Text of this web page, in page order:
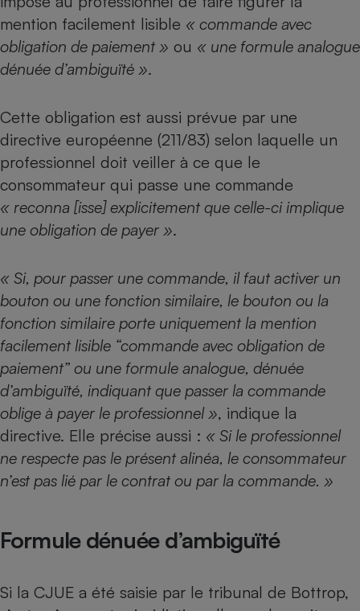
mention facilement lisible « commande avec
obligation de paiement » ou « une formule analogue
dénuée d’ambiguïté ».
Cette obligation est aussi prévue par une
directive européenne (211/83) selon laquelle un
professionnel doit veiller à ce que le
consommateur qui passe une commande
« reconna [isse] explicitement que celle-ci implique
une obligation de payer ».
« Si, pour passer une commande, il faut activer un
bouton ou une fonction similaire, le bouton ou la
fonction similaire porte uniquement la mention
facilement lisible “commande avec obligation de
paiement” ou une formule analogue, dénuée
d’ambiguïté, indiquant que passer la commande
oblige à payer le professionnel », indique la
directive. Elle précise aussi : « Si le professionnel
ne respecte pas le présent alinéa, le consommateur
n’est pas lié par le contrat ou par la commande. »
Formule dénuée d’ambiguïté
Si la CJUE a été saisie par le tribunal de Bottrop,
Ventilateur
Cafetière à expressos
Robot ménager
Climatiseur -
Ventilateur